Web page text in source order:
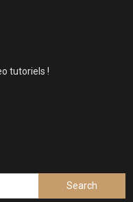
tutoriels !